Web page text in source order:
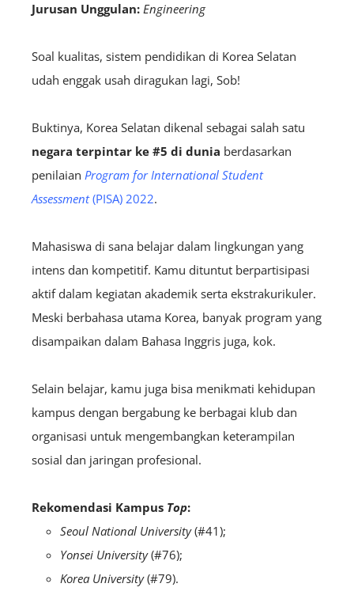
Jurusan Unggulan: Engineering
Soal kualitas, sistem pendidikan di Korea Selatan
udah enggak usah diragukan lagi, Sob!
Buktinya, Korea Selatan dikenal sebagai salah satu
negara terpintar ke #5 di dunia berdasarkan
penilaian Program for International Student
Assessment(PISA) 2022.
Mahasiswa di sana belajar dalam lingkungan yang
intens dan kompetitif. Kamu dituntut berpartisipasi
aktif dalam kegiatan akademik serta ekstrakurikuler.
Meski berbahasa utama Korea, banyak program yang
disampaikan dalam Bahasa Inggris juga, kok.
Selain belajar, kamu juga bisa menikmati kehidupan
kampus dengan bergabung ke berbagai klub dan
organisasi untuk mengembangkan keterampilan
sosial dan jaringan profesional.
Rekomendasi Kampus Top:
Seoul National University(#41);
Yonsei University(#76);
Korea University(#79).